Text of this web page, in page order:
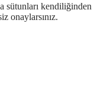
sütunları kendiliğinden
onaylarsınız.